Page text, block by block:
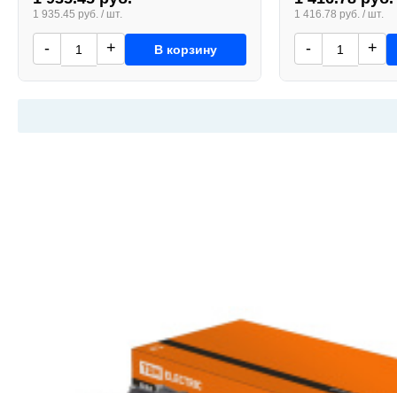
1 935.45 руб. / шт.
- + В корзину
1 416.78 руб. / шт.
- +